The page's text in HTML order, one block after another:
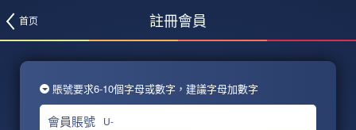
首页 註冊會員
賬號要求6-10個字母或數字，建議字母加數字
會員賬號 U-